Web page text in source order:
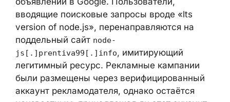
объявлений в Google. Пользователи,
вводящие поисковые запросы вроде «lts
version of node.js», перенаправляются на
поддельный сайт node-
js[.]prentiva99[.]info, имитирующий
легитимный ресурс. Рекламные кампании
были размещены через верифицированный
аккаунт рекламодателя, однако остаётся